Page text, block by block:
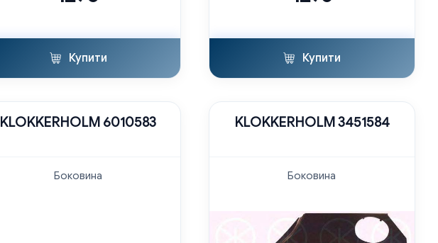
Купити Купити
KLOKKERHOLM 6010583
Боковина
KLOKKERHOLM 3451584
Боковина